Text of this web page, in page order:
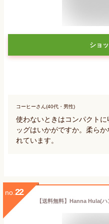
ショ
コーヒーさん(40代・男性)
使わないときはコンパクト
ッグはいかがですか。柔ら
れています。
no. 22